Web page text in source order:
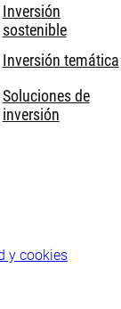
Inversión
sostenible
Inversión temática
Soluciones de
inversión
y cookies